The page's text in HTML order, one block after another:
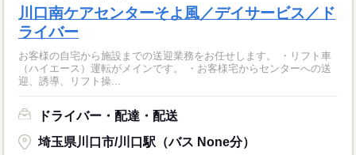
川口南ケアセンターそよ風／デイサービス／ド
ライバー
お客様の自宅から施設までの送迎業務をお任せします。 ・リフト車
（ハイエース）運転がメインです。 ・お客様宅からセンターへの送
迎、誘導、リフト操...
ドライバー・配達・配送
埼玉県川口市/川口駅（バス None分）